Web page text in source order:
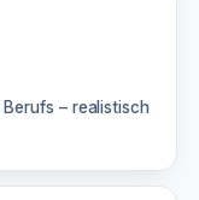
– realistisch